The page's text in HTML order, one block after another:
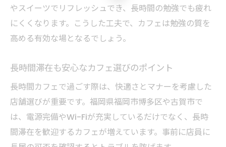
やスイーツでリフレッシュでき、長時間の勉強でも疲れ
にくくなります。こうした工夫で、カフェは勉強の質を
高める有効な場となるでしょう。
長時間滞在も安心なカフェ選びのポイント
長時間カフェで過ごす際は、快適さとマナーを考慮した
店舗選びが重要です。福岡県福岡市博多区や古賀市で
は、電源完備やWi-Fiが充実しているだけでなく、長時
間滞在を歓迎するカフェが増えています。事前に店員に